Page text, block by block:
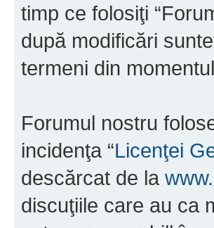
timp ce folosiţi
după modificări
termeni din
Forumul nostru
incidenţa “Licenţei
descărcat de la
discuţiile care au ca